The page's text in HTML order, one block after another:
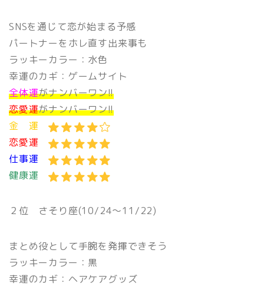
SNSを通じて恋が始まる予感
パートナーをホレ直す出来事も
ラッキーカラー：水色
幸運のカギ：ゲームサイト
全体運がナンバーワン!!
恋愛運がナンバーワン!!
金 運
恋愛運
仕事運
健康運
２位 さそり座(10/24〜11/22)
まとめ役として手腕を発揮できそう
ラッキーカラー：黒
幸運のカギ：ヘアケアグッズ